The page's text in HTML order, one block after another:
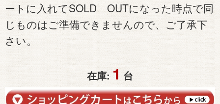
ートに入れてSOLD OUTになった時点で同
じものはご準備できませんので、ご了承下
さい。
在庫: 1 台